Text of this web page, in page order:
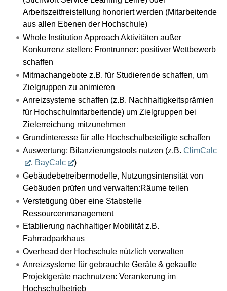
Arbeitszeitfreistellung honoriert werden (Mitarbeitende
aus allen Ebenen der Hochschule)
Whole Institution Approach Aktivitäten außer
Konkurrenz stellen: Frontrunner: positiver Wettbewerb
schaffen
Mitmachangebote z.B. für Studierende schaffen, um
Zielgruppen zu animieren
Anreizsysteme schaffen (z.B. Nachhaltigkeitsprämien
für Hochschulmitarbeitende) um Zielgruppen bei
Zielerreichung mitzunehmen
Grundinteresse für alle Hochschulbeteiligte schaffen
Auswertung: Bilanzierungstools nutzen (z.B. ClimCalc
, BayCalc
)
Gebäudebetreibermodelle, Nutzungsintensität von
Gebäuden prüfen und verwalten:Räume teilen
Verstetigung über eine Stabstelle
Ressourcenmanagement
Etablierung nachhaltiger Mobilität z.B.
Fahrradparkhaus
Overhead der Hochschule nützlich verwalten
Anreizsysteme für gebrauchte Geräte & gekaufte
Projektgeräte nachnutzen: Verankerung im
Hochschulbetrieb